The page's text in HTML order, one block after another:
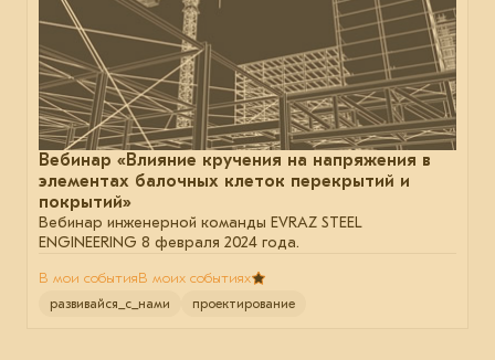
Вебинар «Влияние кручения на напряжения в
элементах балочных клеток перекрытий и
покрытий»
Вебинар инженерной команды EVRAZ STEEL
ENGINEERING 8 февраля 2024 года.
В мои событияВ моих событиях
развивайся_с_нами проектирование